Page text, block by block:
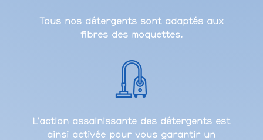
Tous nos détergents sont adaptés aux
fibres des moquettes.
L’action assainissante des détergents est
ainsi activée pour vous garantir un